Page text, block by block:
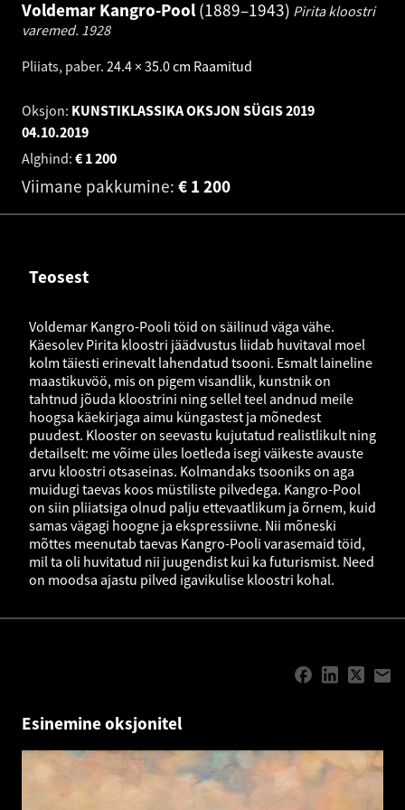
Voldemar Kangro-Pool 1889–1943 Pirita kloostri
varemed. 1928
Pliiats, paber. 24.4 × 35.0 cm Raamitud
Oksjon: KUNSTIKLASSIKA OKSJON SÜGIS 2019
04.10.2019
Alghind:
1 200
€
Viimane pakkumine: 1 200
€
Teosest
Voldemar Kangro-Pooli töid on säilinud väga vähe.
Käesolev Pirita kloostri jäädvustus liidab huvitaval moel
kolm täiesti erinevalt lahendatud tsooni. Esmalt laineline
maastikuvöö, mis on pigem visandlik, kunstnik on
tahtnud jõuda kloostrini ning sellel teel andnud meile
hoogsa käekirjaga aimu küngastest ja mõnedest
puudest. Klooster on seevastu kujutatud realistlikult ning
detailselt: me võime üles loetleda isegi väikeste avauste
arvu kloostri otsaseinas. Kolmandaks tsooniks on aga
muidugi taevas koos müstiliste pilvedega. Kangro-Pool
on siin pliiatsiga olnud palju ettevaatlikum ja õrnem, kuid
samas vägagi hoogne ja ekspressiivne. Nii mõneski
mõttes meenutab taevas Kangro-Pooli varasemaid töid,
mil ta oli huvitatud nii juugendist kui ka futurismist. Need
on moodsa ajastu pilved igavikulise kloostri kohal.
Esinemine oksjonitel